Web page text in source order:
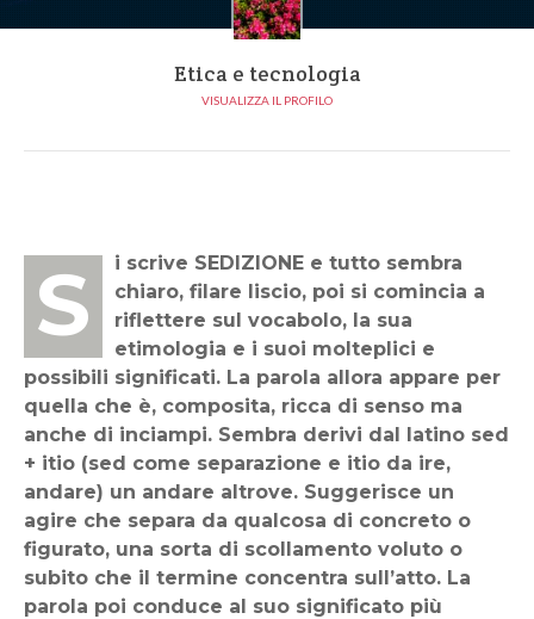
Etica e tecnologia
VISUALIZZA IL PROFILO
Si scrive SEDIZIONE e tutto sembra
chiaro, filare liscio, poi si comincia a
riflettere sul vocabolo, la sua
etimologia e i suoi molteplici e
possibili significati. La parola allora appare per
quella che è, composita, ricca di senso ma
anche di inciampi. Sembra derivi dal latino sed
+ itio (sed come separazione e itio da ire,
andare) un andare altrove. Suggerisce un
agire che separa da qualcosa di concreto o
figurato, una sorta di scollamento voluto o
subito che il termine concentra sull’atto. La
parola poi conduce al suo significato più